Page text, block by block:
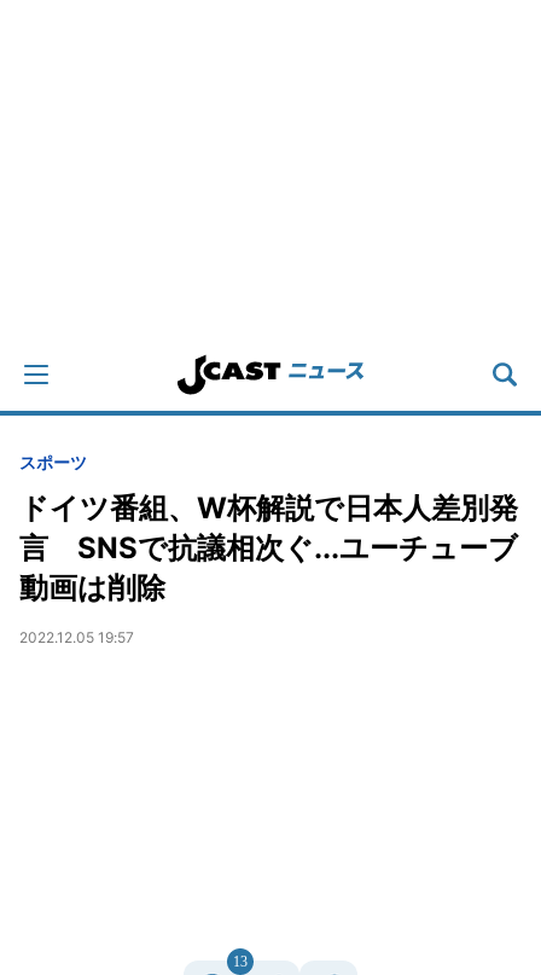
スポーツ
ドイツ番組、W杯解説で日本人差別発
言 SNSで抗議相次ぐ...ユーチューブ
動画は削除
2022.12.05 19:57
13